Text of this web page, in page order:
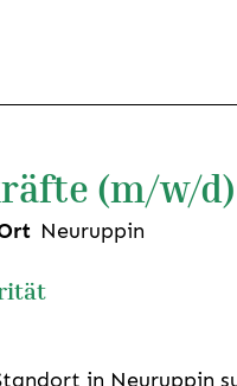
(m/w/
Neuruppin
in Neuruppin